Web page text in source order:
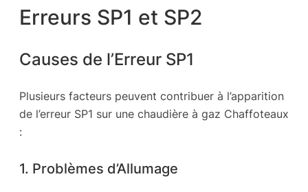
Erreurs SP1 et SP2
Causes de l’Erreur SP1
Plusieurs facteurs peuvent contribuer à l’apparition
de l’erreur SP1 sur une chaudière à gaz Chaffoteaux
:
1. Problèmes d’Allumage